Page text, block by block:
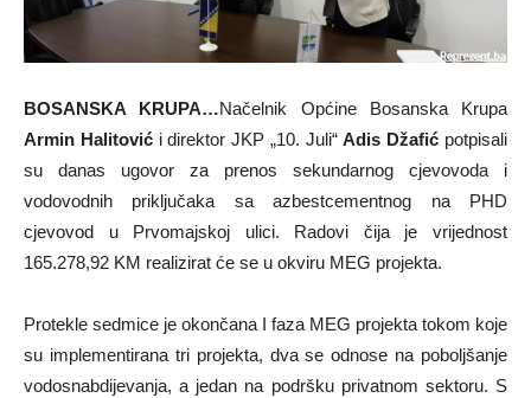
BOSANSKA KRUPA…Načelnik Općine Bosanska Krupa
Armin Halitovići direktor JKP „10. Juli“Adis Džafić potpisali
su danas ugovor za prenos sekundarnog cjevovoda i
vodovodnih priključaka sa azbestcementnog na PHD
cjevovod u Prvomajskoj ulici. Radovi čija je vrijednost
165.278,92 KM realizirat će se u okviru MEG projekta.
Protekle sedmice je okončana I faza MEG projekta tokom koje
su implementirana tri projekta, dva se odnose na poboljšanje
vodosnabdijevanja, a jedan na podršku privatnom sektoru. S